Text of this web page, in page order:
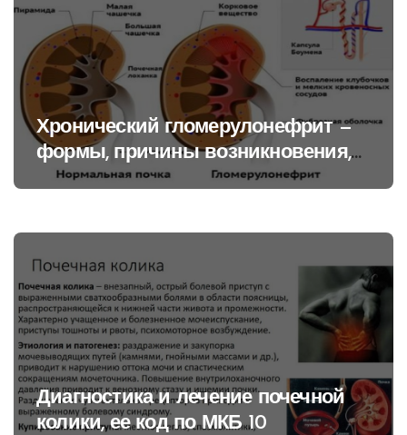
Хронический гломерулонефрит —
формы, причины возникновения,
код по МКБ 10
Диагностика и лечение почечной
колики, ее код по МКБ 10